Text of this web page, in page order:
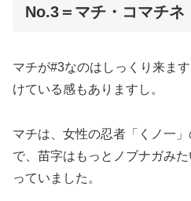
No.3＝マチ・コマチネ
マチが#3なのはしっくり来ま
けている感もありますし。
マチは、女性の忍者「くノ一
で、苗字はもっとノブナガみ
っていました。